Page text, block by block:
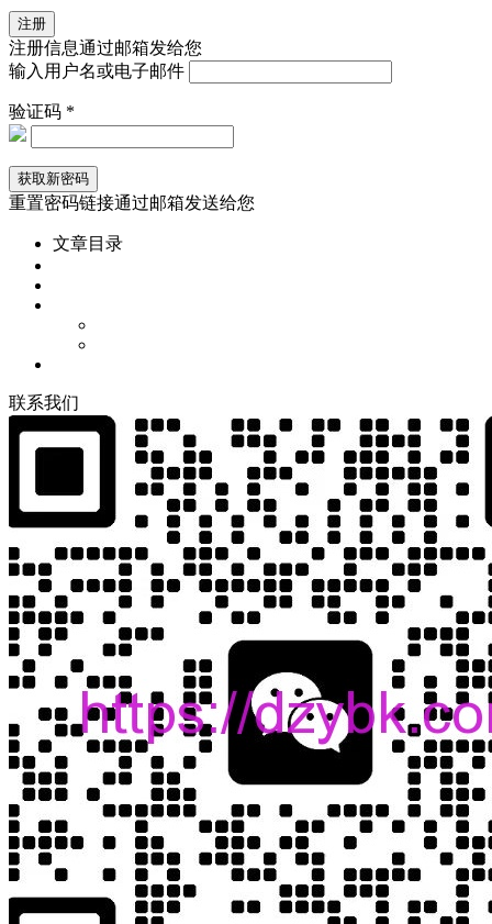
注册信息通过邮箱发给您
输入用户名或电子邮件
验证码 *
重置密码链接通过邮箱发送给您
文章目录
联系我们